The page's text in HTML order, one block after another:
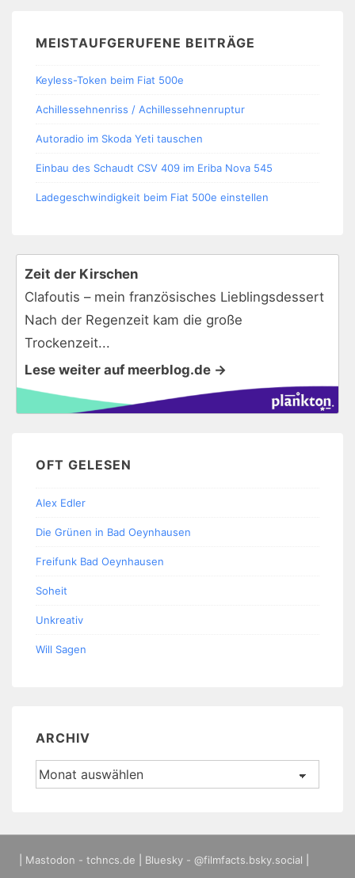
MEISTAUFGERUFENE BEITRÄGE
Keyless-Token beim Fiat 500e
Achillessehnenriss / Achillessehnenruptur
Autoradio im Skoda Yeti tauschen
Einbau des Schaudt CSV 409 im Eriba Nova 545
Ladegeschwindigkeit beim Fiat 500e einstellen
Zeit der Kirschen
Clafoutis – mein französisches Lieblingsdessert
Nach der Regenzeit kam die große
Trockenzeit...
Lese weiter auf meerblog.de →
OFT GELESEN
Alex Edler
Die Grünen in Bad Oeynhausen
Freifunk Bad Oeynhausen
Soheit
Unkreativ
Will Sagen
ARCHIV
Archiv
Mastodon - tchncs.de Bluesky - @filmfacts.bsky.social